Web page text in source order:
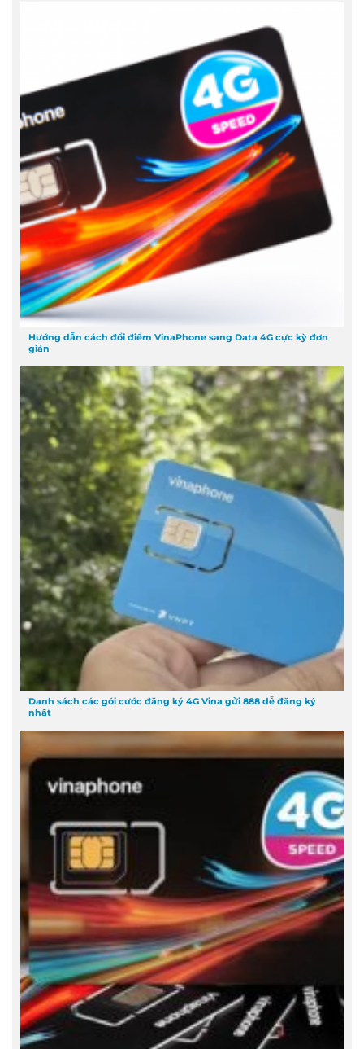
Hướng dẫn cách đổi điểm VinaPhone sang Data 4G cực kỳ đơn
giản
Danh sách các gói cước đăng ký 4G Vina gửi 888 dễ đăng ký
nhất